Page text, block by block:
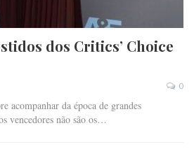
dos Critics’ Choice
0
acompanhar da época de grandes
vencedores não são os…